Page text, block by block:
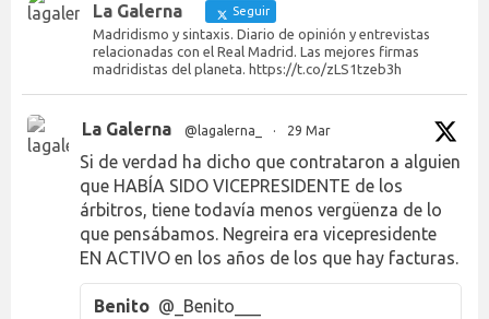
La Galerna Seguir
Madridismo y sintaxis. Diario de opinión y entrevistas
relacionadas con el Real Madrid. Las mejores firmas
madridistas del planeta. https://t.co/zLS1tzeb3h
La Galerna @lagalerna_ · 29 Mar
Si de verdad ha dicho que contrataron a alguien
que HABÍA SIDO VICEPRESIDENTE de los
árbitros, tiene todavía menos vergüenza de lo
que pensábamos. Negreira era vicepresidente
EN ACTIVO en los años de los que hay facturas.
Benito @_Benito___